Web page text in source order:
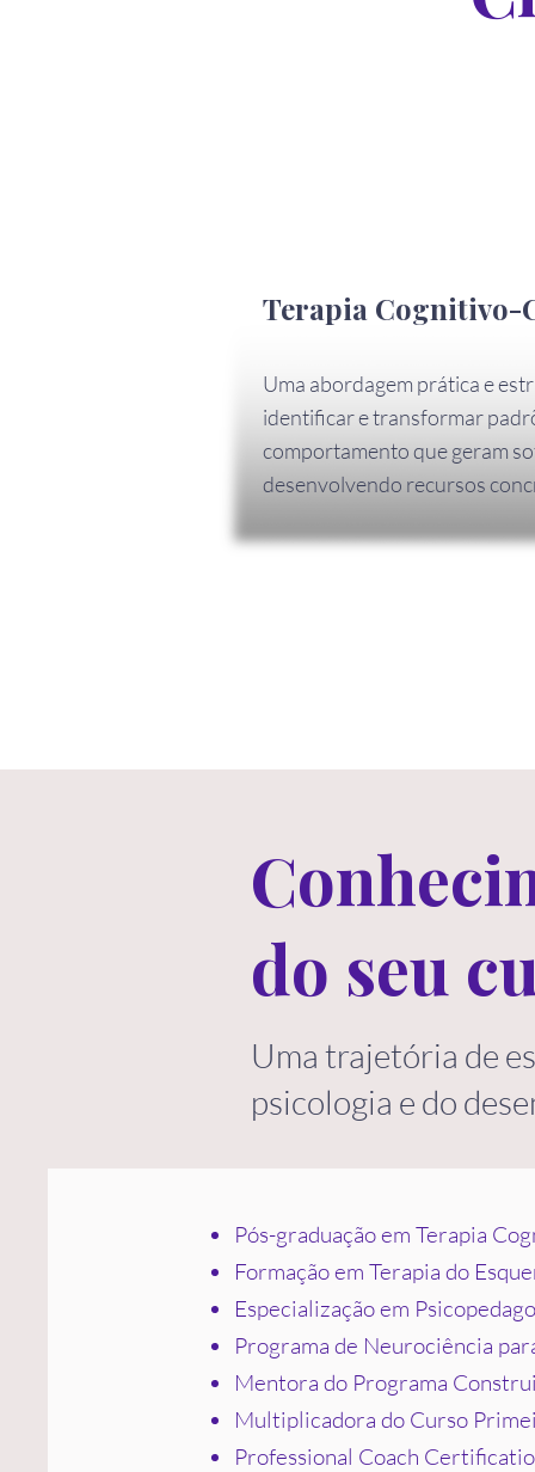
Terapia Cognitivo-
Uma abordagem prática e
identificar e transformar
comportamento que geram
desenvolvendo recursos
do seu
Uma trajetória de
psicologia e do
Pós-graduação em Terapia
Formação em Terapia do
Especialização em
Programa de Neurociência
Mentora do Programa
Multiplicadora do Curso
Professional Coach